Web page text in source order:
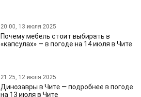
20:00, 13 июля 2025
Почему мебель стоит выбирать в
«капсулах» — в погоде на 14 июля в Чите
21:25, 12 июля 2025
Динозавры в Чите — подробнее в погоде
на 13 июля в Чите